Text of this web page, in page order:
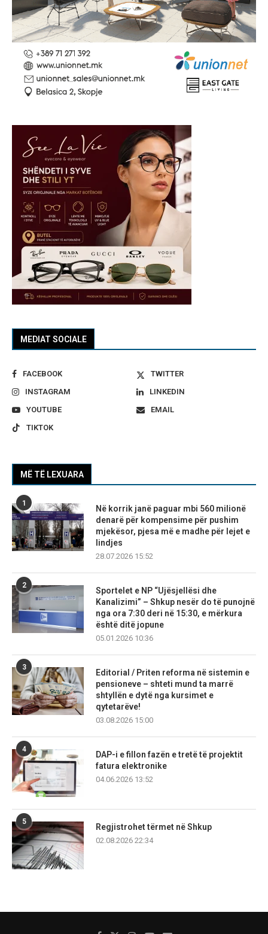
MEDIAT SOCIALE
FACEBOOK
TWITTER
INSTAGRAM
LINKEDIN
YOUTUBE
EMAIL
TIKTOK
MË TË LEXUARA
1
Në korrik janë paguar mbi 560 milionë
denarë për kompensime për pushim
mjekësor, pjesa më e madhe për lejet e
lindjes
28.07.2026 15:52
2
Sportelet e NP “Ujësjellësi dhe
Kanalizimi” – Shkup nesër do të punojnë
nga ora 7:30 deri në 15:30, e mërkura
është ditë jopune
05.01.2026 10:36
3
Editorial / Priten reforma në sistemin e
pensioneve – shteti mund ta marrë
shtyllën e dytë nga kursimet e
qytetarëve!
03.08.2026 15:00
4
DAP-i e fillon fazën e tretë të projektit
fatura elektronike
04.06.2026 13:52
5
Regjistrohet tërmet në Shkup
02.08.2026 22:34